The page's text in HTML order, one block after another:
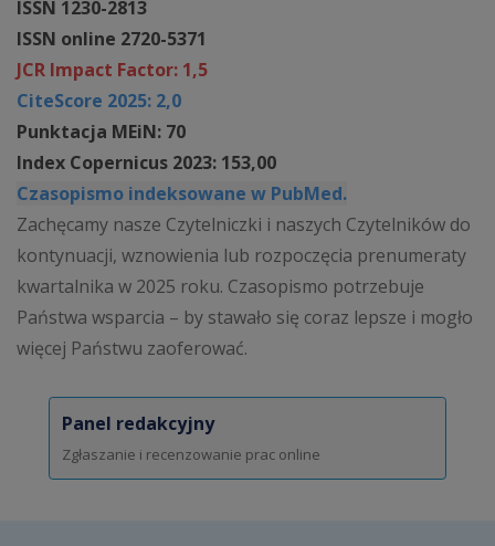
ISSN 1230-2813
ISSN online 2720-5371
JCR Impact Factor: 1,5
CiteScore 2025: 2,0
Punktacja MEiN: 70
Index Copernicus 2023: 153,00
Czasopismo indeksowane w PubMed.
Zachęcamy nasze Czytelniczki i naszych Czytelników do
kontynuacji, wznowienia lub rozpoczęcia prenumeraty
kwartalnika w 2025 roku. Czasopismo potrzebuje
Państwa wsparcia – by stawało się coraz lepsze i mogło
więcej Państwu zaoferować.
Panel redakcyjny
Zgłaszanie i recenzowanie prac online